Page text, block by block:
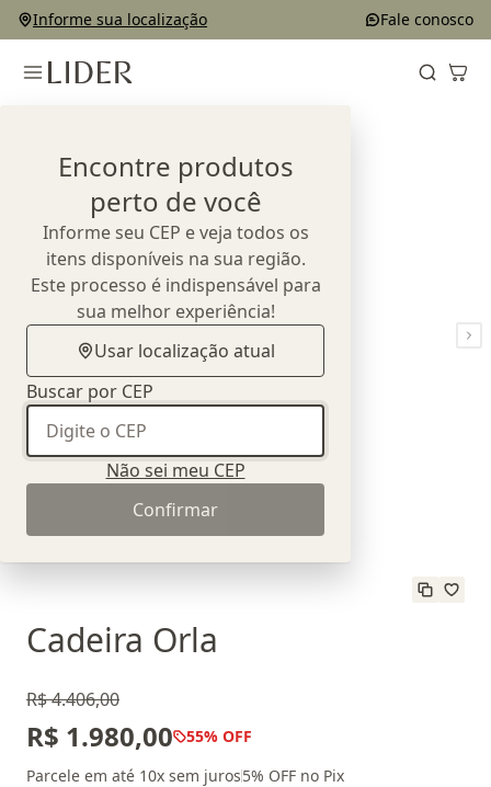
Informe sua localização Fale conosco
Encontre produtos
perto de você
Informe seu CEP e veja todos os
itens disponíveis na sua região.
Este processo é indispensável para
sua melhor experiência!
Usar localização atual
Buscar por CEP
Não sei meu CEP
Confirmar
Cadeira Orla
R$ 4.406,00
R$ 1.980,00 55% OFF
Parcele em até 10x sem juros5% OFF no Pix